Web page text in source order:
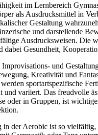
im Lernbereich
als Ausdrucksmittel in
Gestaltung
und darstellende
Ausdrucksweisen. Die
dabei Gesundheit,
und
Kreativität und
sportartspezifische
und variiert. Das freudvolle
oder in Gruppen, ist
der Aerobic ist so vielfältig,